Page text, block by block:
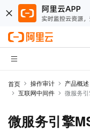
首页 操作审计 产品概述
互联网中间件
微服务
微服务引擎